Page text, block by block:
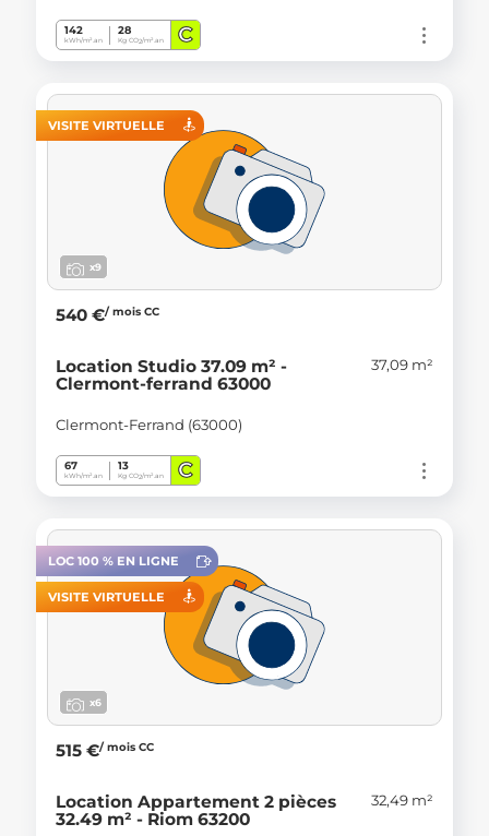
142
kWh/m².an
28
Kg CO2/m².an C
VISITE VIRTUELLE
x9
540 €/ mois CC
Location Studio 37.09 m² -
Clermont-ferrand 63000
37,09 m²
Clermont-Ferrand (63000)
67
kWh/m².an
13
Kg CO2/m².an C
LOC 100 % EN LIGNE
VISITE VIRTUELLE
x6
515 €/ mois CC
Location Appartement 2 pièces
32.49 m² - Riom 63200
32,49 m²